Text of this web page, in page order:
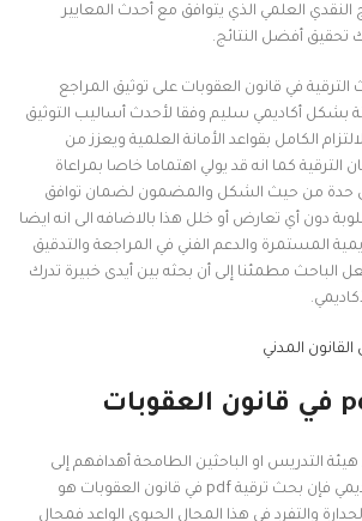
النقدي العلمي الذي يتوافق مع أحدث المعايير
تحقيق أفضل النتائج.
في قانون العقوبات على توثيق المراجع
بشكل أكاديمي سليم وفقا لأحدث أساليب التوثيق
الكامل بقواعد الأمانة العلمية ويعزز من
الترقية كما انه قد يولي اهتماما خاصا بمراعاة
حدة من حيث الشكل والمضمون لضمان توافق
دون أي تعارض أو خلل هذا بالاضافه الى انه ايضا
المستمرة والدعم الفني في المراجعة والتدقيق
الباحث مطمئنا إلى أن بحثه بين أيدى خبيرة تدرك
المدني
التدريس او الباحثين الطامحة أهدافهم إلى
الترقي داخل السلم الأكاديمي فإن بحث ترقية pdf في قانون العقوبات هو
والتفرد في هذا المجال الحيوي الواعد فمجال